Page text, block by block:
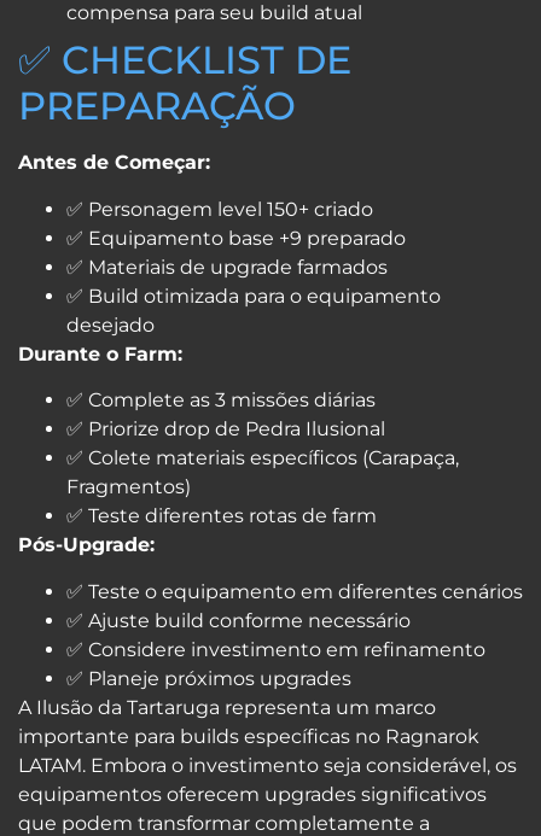
compensa para seu build atual
✅ CHECKLIST DE
PREPARAÇÃO
Antes de Começar:
✅ Personagem level 150+ criado
✅ Equipamento base +9 preparado
✅ Materiais de upgrade farmados
✅ Build otimizada para o equipamento
desejado
Durante o Farm:
✅ Complete as 3 missões diárias
✅ Priorize drop de Pedra Ilusional
✅ Colete materiais específicos (Carapaça,
Fragmentos)
✅ Teste diferentes rotas de farm
Pós-Upgrade:
✅ Teste o equipamento em diferentes cenários
✅ Ajuste build conforme necessário
✅ Considere investimento em refinamento
✅ Planeje próximos upgrades
A Ilusão da Tartaruga representa um marco
importante para builds específicas no Ragnarok
LATAM. Embora o investimento seja considerável, os
equipamentos oferecem upgrades significativos
que podem transformar completamente a